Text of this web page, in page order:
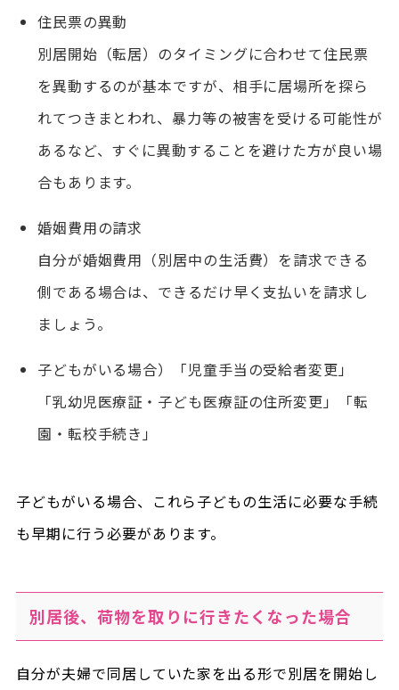
住民票の異動
別居開始（転居）のタイミングに合わせて住民票
を異動するのが基本ですが、相手に居場所を探ら
れてつきまとわれ、暴力等の被害を受ける可能性が
あるなど、すぐに異動することを避けた方が良い場
合もあります。
婚姻費用の請求
自分が婚姻費用（別居中の生活費）を請求できる
側である場合は、できるだけ早く支払いを請求し
ましょう。
子どもがいる場合）「児童手当の受給者変更」
「乳幼児医療証・子ども医療証の住所変更」「転
園・転校手続き」
子どもがいる場合、これら子どもの生活に必要な手続
も早期に行う必要があります。
別居後、荷物を取りに行きたくなった場合
自分が夫婦で同居していた家を出る形で別居を開始し